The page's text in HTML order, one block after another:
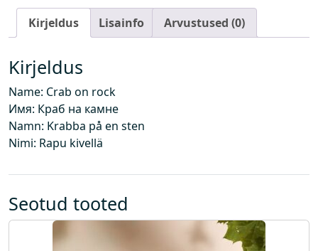
k
o
g
u
s
Kirjeldus Lisainfo Arvustused (0)
Kirjeldus
Name: Crab on rock
Имя: Краб на камне
Namn: Krabba på en sten
Nimi: Rapu kivellä
Seotud tooted